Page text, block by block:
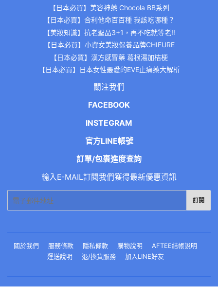
【日本必買】美容神藥 Chocola BB系列
【日本必買】合利他命百百種 我該吃哪種？
【美妝知識】抗老聖品3+1，再不吃就等老!!
【日本必買】小資女美妝保養品牌CHIFURE
【日本必買】漢方感冒藥 葛根湯加桔梗
【日本必買】日本女性最愛的EVE止痛藥大解析
關注我們
FACEBOOK
INSTEGRAM
官方LINE帳號
訂單/包裹進度查詢
輸入E-MAIL訂閱我們獲得最新優惠資訊
子
訂閱
關於我們 服務條款 隱私條款 購物說明
AFTEE結帳說明
運送說明
退/換貨服務 加入LINE好友